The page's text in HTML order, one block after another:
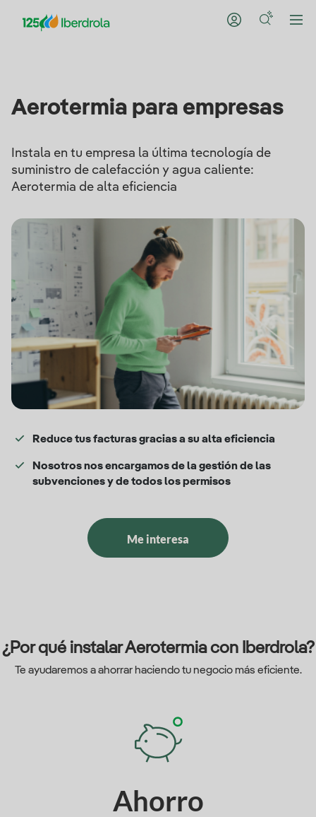
Aerotermia para empresas
Instala en tu empresa la última tecnología de
suministro de calefacción y agua caliente:
Aerotermia de alta eficiencia
Reduce tus facturas gracias a su alta eficiencia
Nosotros nos encargamos de la gestión de las
subvenciones y de todos los permisos
Me interesa
¿Por qué instalar Aerotermia con Iberdrola?
Te ayudaremos a ahorrar haciendo tu negocio más eficiente.
Ahorro